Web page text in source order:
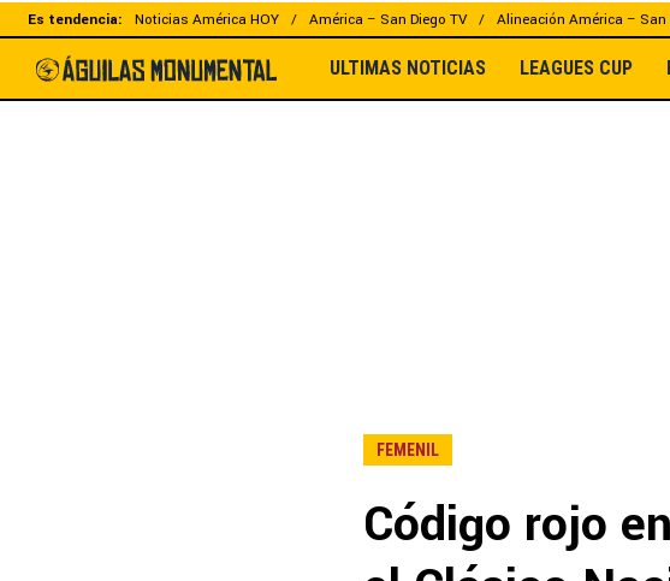
Es tendencia: Noticias América HOY América – San Diego TV Alineación América – San
ULTIMAS NOTICIAS LEAGUES CUP
FEMENIL
Código rojo